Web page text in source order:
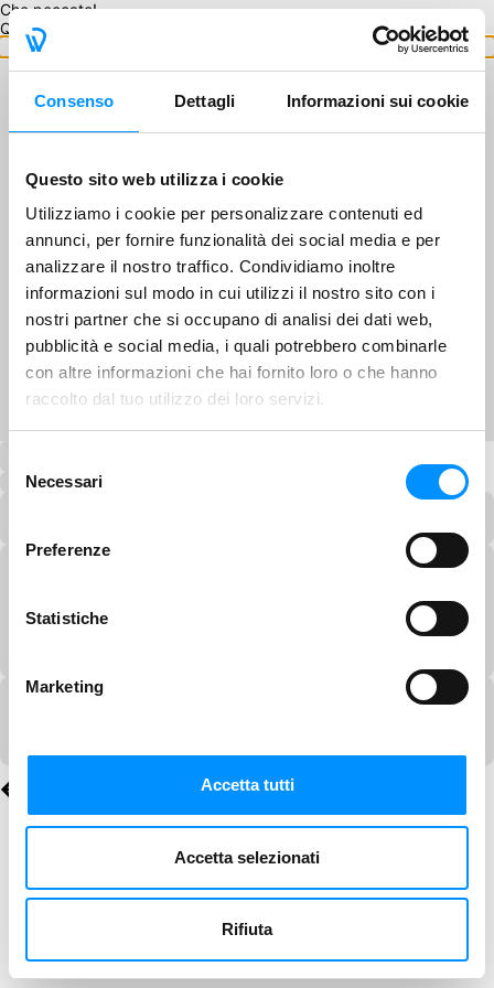
Consenso Dettagli Informazioni sui cookie
Questo sito web utilizza i cookie
Utilizziamo i cookie per personalizzare contenuti ed
annunci, per fornire funzionalità dei social media e per
analizzare il nostro traffico. Condividiamo inoltre
informazioni sul modo in cui utilizzi il nostro sito con i
nostri partner che si occupano di analisi dei dati web,
pubblicità e social media, i quali potrebbero combinarle
con altre informazioni che hai fornito loro o che hanno
raccolto dal tuo utilizzo dei loro servizi.
delNecessari
Preferenze
Statistiche
Marketing
Accetta tutti
Accetta selezionati
Rifiuta
Che peccato!
Questo GA non è disponibile.